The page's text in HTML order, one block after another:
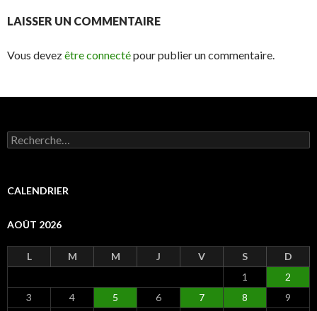
LAISSER UN COMMENTAIRE
Vous devezêtre connectépour publier un commentaire.
R
e
e
h
CALENDRIER
AOÛT 2026
L M M J V S D
1
2
3
4 5 6 7 8
9